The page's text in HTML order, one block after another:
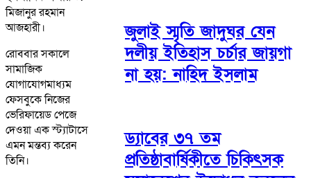
মিজানুর রহমান
আজহারী।
রোববার সকালে
সামাজিক
যোগাযোগমাধ্যম
ফেসবুকে নিজের
ভেরিফায়েড পেজে
দেওয়া এক স্ট্যাটাসে
এমন মন্তব্য করেন
তিনি।
জুলাই স্মৃতি জাদুঘর যেন
দলীয় ইতিহাস চর্চার জায়গা
না হয়: নাহিদ ইসলাম
ড্যাবের ৩৭ তম
প্রতিষ্ঠাবার্ষিকীতে চিকিৎসক